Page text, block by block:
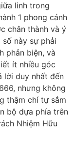
linh trong
1 phong cảnh
chân thành và ý
số này sự phải
phản biện, và
ít nhiều góc
lời duy nhất đến
nhưng không
thậm chí tự sắm
bộ dựa phía trên
Nhiệm Hữu